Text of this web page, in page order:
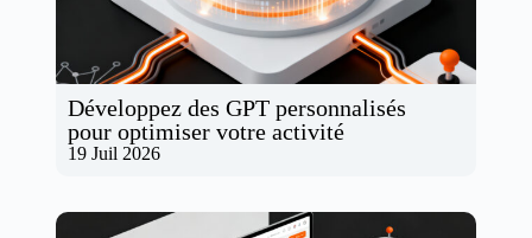
Développez des GPT personnalisés
pour optimiser votre activité
19 Juil 2026